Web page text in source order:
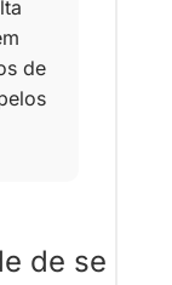
de
de se